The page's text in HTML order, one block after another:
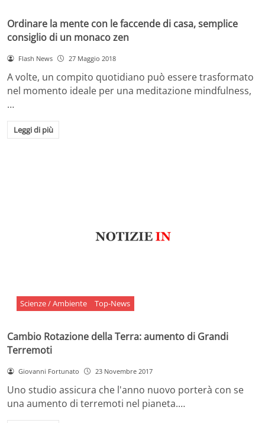
Ordinare la mente con le faccende di casa, semplice
consiglio di un monaco zen
Flash News 27 Maggio 2018
A volte, un compito quotidiano può essere trasformato
nel momento ideale per una meditazione mindfulness,
…
Leggi di più
Scienze / Ambiente Top-News
Cambio Rotazione della Terra: aumento di Grandi
Terremoti
Giovanni Fortunato 23 Novembre 2017
Uno studio assicura che l'anno nuovo porterà con se
una aumento di terremoti nel pianeta.…